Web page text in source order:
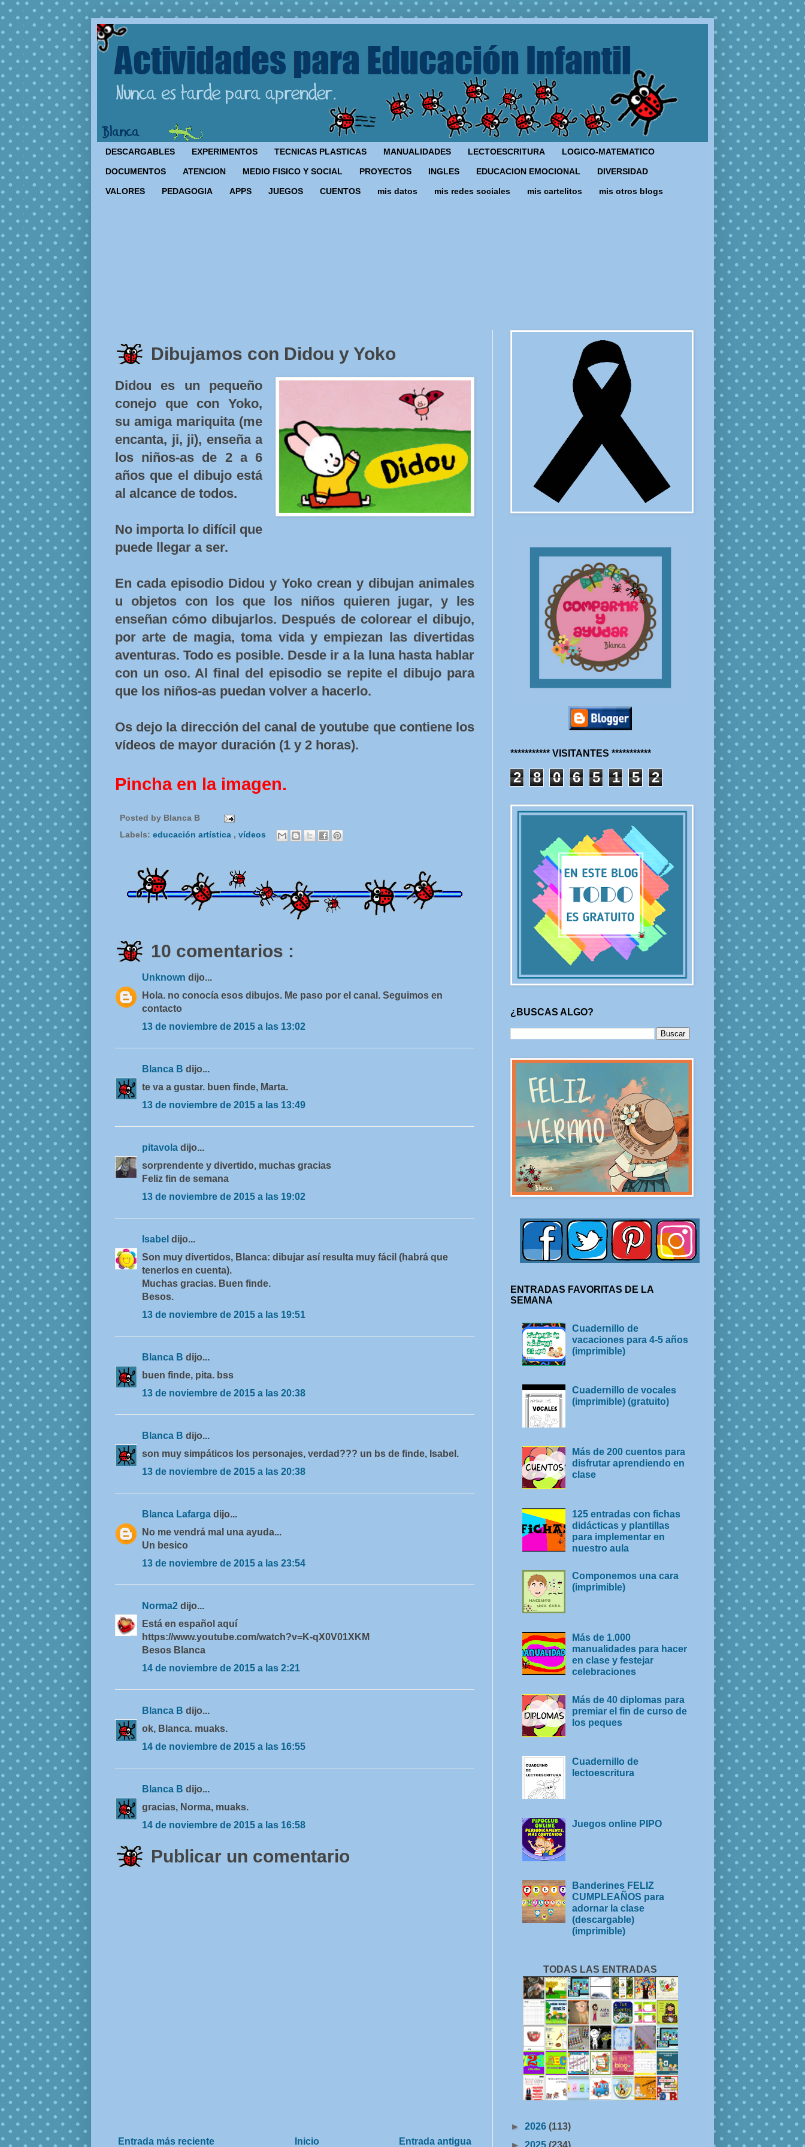
DESCARGABLES EXPERIMENTOS TECNICAS PLASTICAS MANUALIDADES LECTOESCRITURA LOGICO-MATEMATICO
DOCUMENTOS ATENCION MEDIO FISICO Y SOCIAL PROYECTOS INGLES EDUCACION EMOCIONAL DIVERSIDAD
VALORES PEDAGOGIA APPS JUEGOS CUENTOS mis datos mis redes sociales mis cartelitos mis otros blogs
Dibujamos con Didou y Yoko
Didou es un pequeño
conejo que con Yoko,
su amiga mariquita (me
encanta, ji, ji), enseña a
los niños-as de 2 a 6
años que el dibujo está
al alcance de todos.
No importa lo difícil que
puede llegar a ser.
En cada episodio Didou y Yoko crean y dibujan animales
u objetos con los que los niños quieren jugar, y les
enseñan cómo dibujarlos. Después de colorear el dibujo,
por arte de magia, toma vida y empiezan las divertidas
aventuras. Todo es posible. Desde ir a la luna hasta hablar
con un oso. Al final del episodio se repite el dibujo para
que los niños-as puedan volver a hacerlo.
Os dejo la dirección del canal de youtube que contiene los
vídeos de mayor duración (1 y 2 horas).
Pincha en la imagen.
Posted by Blanca B
Labels: educación artística , vídeos
10 comentarios :
Unknown dijo...
Hola. no conocía esos dibujos. Me paso por el canal. Seguimos en
contacto
13 de noviembre de 2015 a las 13:02
Blanca B dijo...
te va a gustar. buen finde, Marta.
13 de noviembre de 2015 a las 13:49
pitavola dijo...
sorprendente y divertido, muchas gracias
Feliz fin de semana
13 de noviembre de 2015 a las 19:02
Isabel dijo...
Son muy divertidos, Blanca: dibujar así resulta muy fácil (habrá que
tenerlos en cuenta).
Muchas gracias. Buen finde.
Besos.
13 de noviembre de 2015 a las 19:51
Blanca B dijo...
buen finde, pita. bss
13 de noviembre de 2015 a las 20:38
Blanca B dijo...
son muy simpáticos los personajes, verdad??? un bs de finde, Isabel.
13 de noviembre de 2015 a las 20:38
Blanca Lafarga dijo...
No me vendrá mal una ayuda...
Un besico
13 de noviembre de 2015 a las 23:54
Norma2 dijo...
Está en español aquí
https://www.youtube.com/watch?v=K-qX0V01XKM
Besos Blanca
14 de noviembre de 2015 a las 2:21
Blanca B dijo...
ok, Blanca. muaks.
14 de noviembre de 2015 a las 16:55
Blanca B dijo...
gracias, Norma, muaks.
14 de noviembre de 2015 a las 16:58
Publicar un comentario
Entrada más reciente Entrada antigua
Inicio
*********** VISITANTES ***********
2 8 0 6 5 1 5 2
¿BUSCAS ALGO?
ENTRADAS FAVORITAS DE LA
SEMANA
Cuadernillo de
vacaciones para 4-5 años
(imprimible)
Cuadernillo de vocales
(imprimible) (gratuito)
Más de 200 cuentos para
disfrutar aprendiendo en
clase
125 entradas con fichas
didácticas y plantillas
para implementar en
nuestro aula
Componemos una cara
(imprimible)
Más de 1.000
manualidades para hacer
en clase y festejar
celebraciones
Más de 40 diplomas para
premiar el fin de curso de
los peques
Cuadernillo de
lectoescritura
Juegos online PIPO
Banderines FELIZ
CUMPLEAÑOS para
adornar la clase
(descargable)
(imprimible)
TODAS LAS ENTRADAS
► 2026 (113)